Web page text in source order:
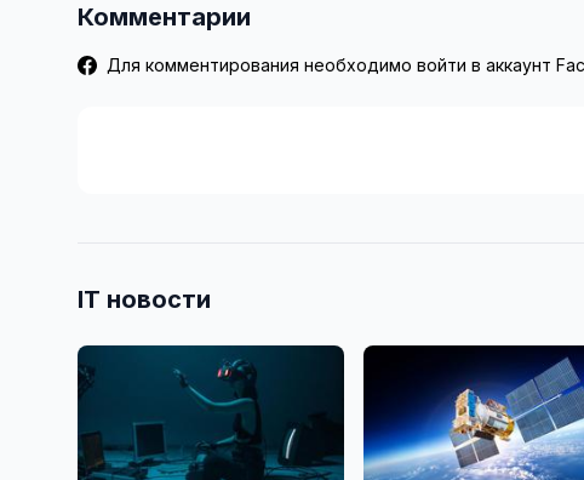
Комментарии
Для комментирования необходимо войти в аккаунт
IT новости